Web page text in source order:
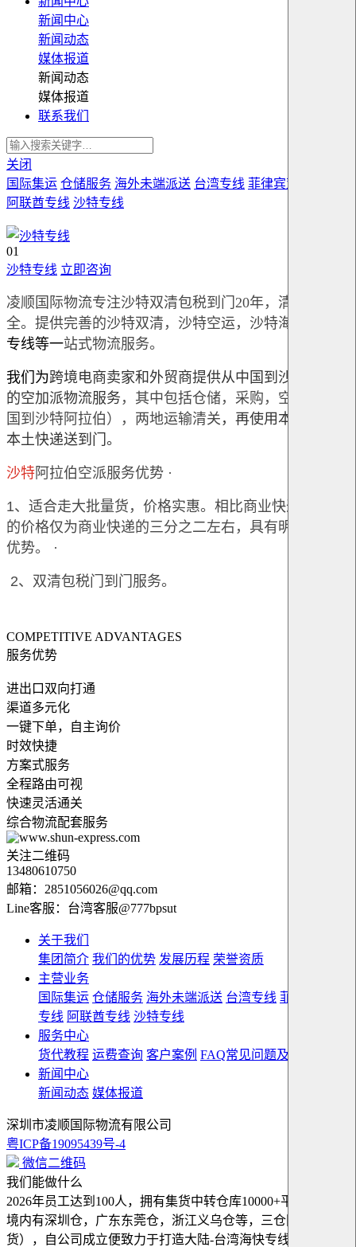
新闻中心
新闻动态
媒体报道
新闻动态
媒体报道
联系我们
关闭
国际集运 仓储服务 海外未端派送 台湾专线 菲律宾双清专线
阿联酋专线 沙特专线
01
沙特专线 立即咨询
凌顺国际物流专注沙特双清包税到门20年，清关证书齐
全。提供完善的沙特双清，沙特空运，沙特海运,
专线等一站式物流服务。
我们为跨境电商卖家和外贸商提供从中国到沙特阿拉伯
的空加派物流服务 ， 其中包括仓储，采购，空运（从中
国到沙特阿拉伯）， 两地运输清关 ，再使用本地卡车或
本土快递送到门 。
沙特阿拉伯空派服务优势 ·
1、适合走大批量货，价格实惠。相比商业快递，空派
的价格仅为商业快递的三分之二左右，具有明显的价格
优势。 ·
2、双清包税门到门服务。
COMPETITIVE ADVANTAGES
服务优势
进出口双向打通
渠道多元化
一键下单，自主询价
时效快捷
方案式服务
全程路由可视
快速灵活通关
综合物流配套服务
关注二维码
13480610750
邮箱：2851056026@qq.com
Line客服：台湾客服@777bpsut
关于我们
集团简介 我们的优势 发展历程 荣誉资质
主营业务
国际集运 仓储服务 海外未端派送 台湾专线 菲律宾双清
专线 阿联酋专线 沙特专线
服务中心
货代教程 运费查询 客户案例 FAQ常见问题及解答
新闻中心
新闻动态 媒体报道
深圳市凌顺国际物流有限公司
粤ICP备19095439号-4
微信二维码
我们能做什么
2026年员工达到100人，拥有集货中转仓库10000+平方（中国
境内有深圳仓，广东东莞仓，浙江义乌仓等，三仓同步收
货），自公司成立便致力于打造大陆-台湾海快专线，大陆-台